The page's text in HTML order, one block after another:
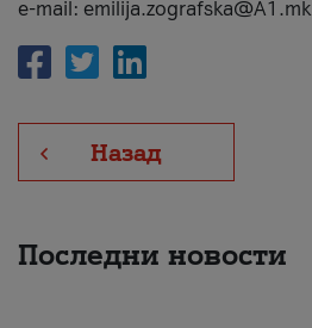
e-mail: emilija.zografska@A1.mk
Назад
Последни новости